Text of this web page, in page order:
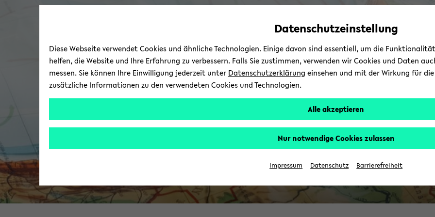
Automatische
vermeiden
zum
wechseln
zum
wechseln
zum
wechseln
Datenschutzeinstellung
Diese Webseite verwendet Cookies und ähnliche Technologien. Einige davon sind essentiell, um die
helfen, die Website und Ihre Erfahrung zu verbessern. Falls Sie zustimmen, verwenden wir Cookies und Daten
messen. Sie können Ihre Einwilligung jederzeit unter Datenschutzerklärung einsehen und mit der Wirkung für
zusätzliche Informationen zu den verwendeten Cookies und Technologien.
Alle akzeptieren
Nur notwendige Cookies zulassen
Impressum Datenschutz Barrierefreiheit